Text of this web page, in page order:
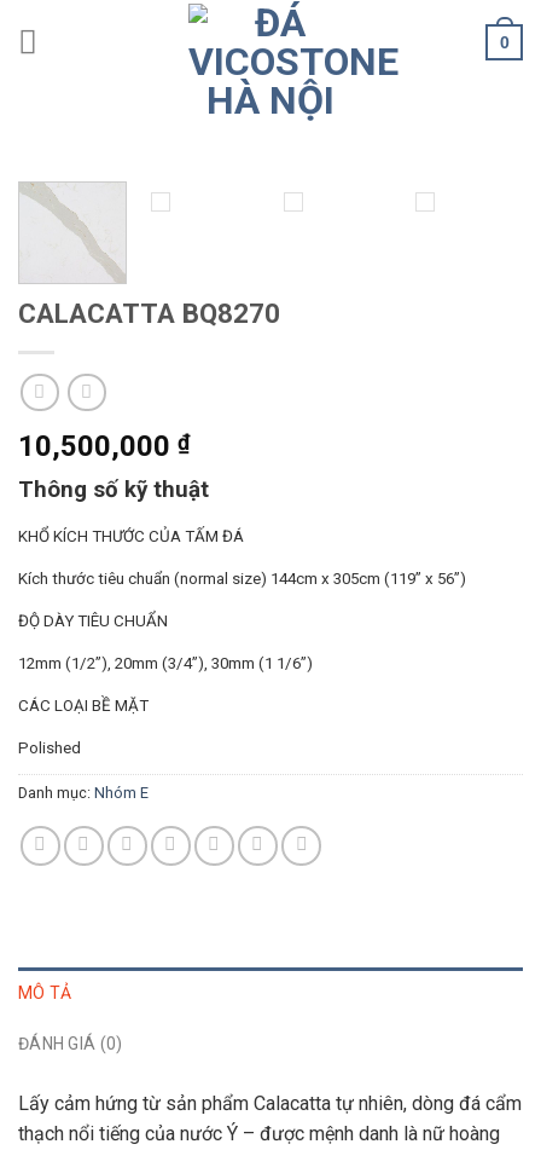
0
CALACATTA BQ8270
10,500,000 ₫
Thông số kỹ thuật
KHỔ KÍCH THƯỚC CỦA TẤM ĐÁ
Kích thước tiêu chuẩn (normal size) 144cm x 305cm (119” x 56”)
ĐỘ DÀY TIÊU CHUẨN
12mm (1/2”), 20mm (3/4”), 30mm (1 1/6”)
CÁC LOẠI BỀ MẶT
Polished
Danh mục: Nhóm E
MÔ TẢ
ĐÁNH GIÁ (0)
Lấy cảm hứng từ sản phẩm Calacatta tự nhiên, dòng đá cẩm
thạch nổi tiếng của nước Ý – được mệnh danh là nữ hoàng